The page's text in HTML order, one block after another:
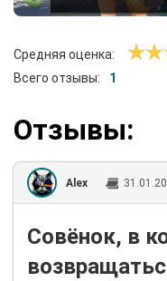
Средняя оценка:
Всего отзывы:
1
Отзывы:
Alex
Совёнок, в